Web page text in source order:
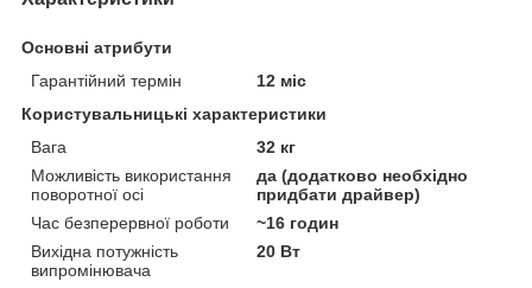
Основні атрибути
Гарантійний термін
12 міс
Користувальницькі характеристики
Вага
32 кг
Можливість використання
поворотної осі
да (додатково необхідно
придбати драйвер)
Час безперервної роботи
~16 годин
Вихідна потужність
випромінювача
20 Вт